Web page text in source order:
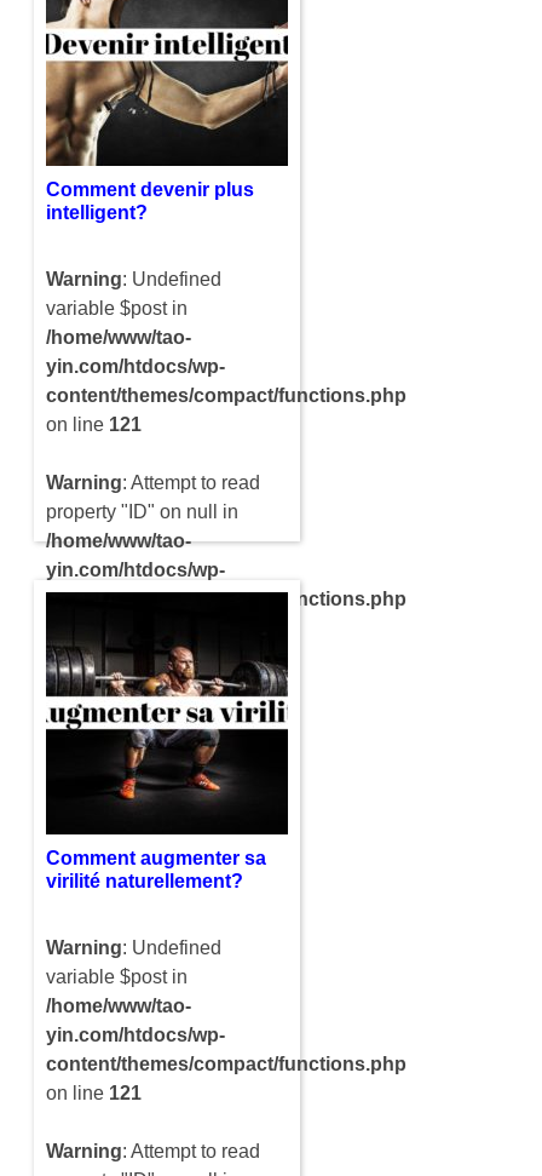
L’hyperthyroïdie est un
dysfonctionnement de la
thyroïde qui fabrique trop
d’hormones. Cette dernière
se trouve dans le bas du
cou et elle est en forme…
Comment devenir plus
intelligent?
Warning: Undefined
variable $post in
/home/www/tao-
yin.com/htdocs/wp-
content/themes/compact/functions.php
on line 121
Warning: Attempt to read
property "ID" on null in
/home/www/tao-
yin.com/htdocs/wp-
content/themes/compact/functions.php
Pour devenir plus
intelligent, il ne faut pas
toujours y consacrer
beaucoup d’heures. Même
si c’est préférable d’y
accorder un peu de temps
tous les…
Comment augmenter sa
virilité naturellement?
Warning: Undefined
variable $post in
/home/www/tao-
yin.com/htdocs/wp-
content/themes/compact/functions.php
on line 121
Warning: Attempt to read